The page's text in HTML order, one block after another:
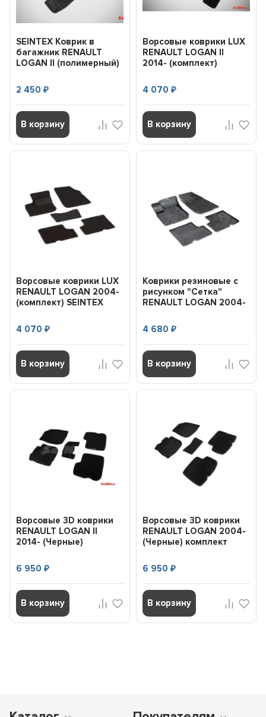
SEINTEX Коврик в
багажник RENAULT
LOGAN II (полимерный)
2 450₽
В корзину
Ворсовые коврики LUX
RENAULT LOGAN II
2014- (комплект)
4 070 ₽
В корзину
Ворсовые коврики LUX
RENAULT LOGAN 2004-
(комплект) SEINTEX
4 070₽
В корзину
Коврики резиновые с
рисунком "Сетка"
RENAULT LOGAN 2004-
4 680 ₽
В корзину
Ворсовые 3D коврики
RENAULT LOGAN II
2014- (Черные)
88364
6 950₽
В корзину
Ворсовые 3D коврики
RENAULT LOGAN 2004-
(Черные) комплект
6 950 ₽
В корзину